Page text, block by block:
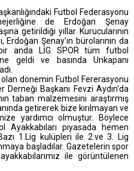
Futbol Federasyonu
de Erdoğan Şenay
getirildiği yıllar. Kurucularının
Şenay'ın bürolarının da
bir anda LİG SPOR tüm futbol
geldi ve basında Unkapanı
dönemin Futbol Fererasyonu
Başkanı Fevzi Aydın'da
taban malzemesini araştırmış
getirerek bize kırılmayan ve
yardımcı olmuştur. Böylece
Ayakkabıları piyasada hemen
1.Lig kulüpleri ile 2.ve 3. Lig
başladılar. Gazetelerin spor
ile görüntülenen